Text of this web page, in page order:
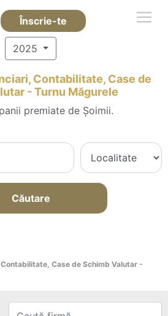
Înscrie-te
2025
Contabilitate, Case de
- Turnu Măgurele
premiate de Șoimii.
Căutare
Case de Schimb Valutar -